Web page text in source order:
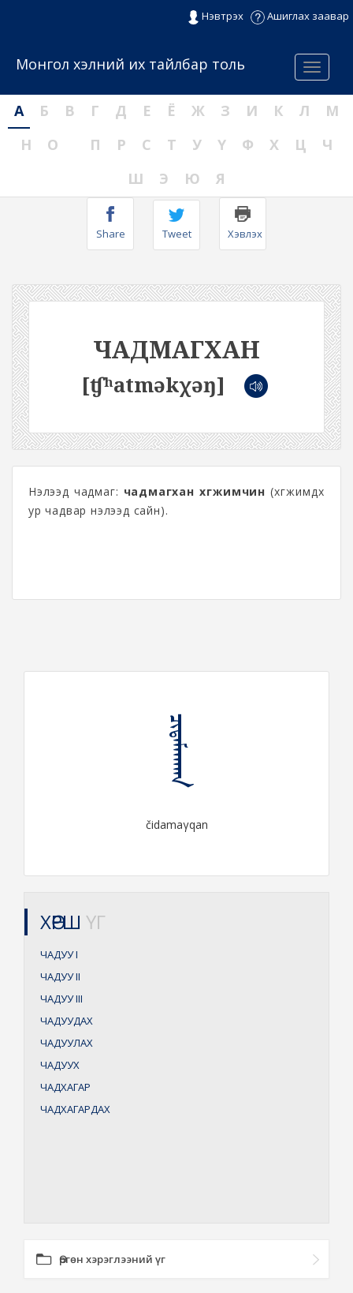
Нэвтрэх Ашиглах заавар
Menu
Монгол хэлний их тайлбар толь
А Б В Г Д Е Ё Ж З И К Л
М
Н
О П Р С Т У Ү Ф Х Ц
Ч
Ш
Э Ю Я
Share Tweet Хэвлэх
ЧАДМАГХАН
[ʧʰatməkχəŋ]
Нэлээд чадмаг: чадмагхан хөгжимчин (хөгжимдөх
ур чадвар нэлээд сайн).
ᠴᠢᠳᠠᠮᠠᠭᠬᠠᠨ
čidamaγqan
ХӨРШ ҮГ
ЧАДУУI
ЧАДУУII
ЧАДУУIII
ЧАДУУДАХ
ЧАДУУЛАХ
ЧАДУУХ
ЧАДХАГАР
ЧАДХАГАРДАХ
Өргөн хэрэглээний үг